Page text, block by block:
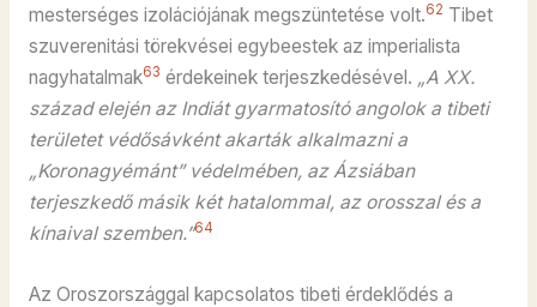
mesterséges izolációjának megszüntetése volt.62 Tibet
szuverenitási törekvései egybeestek az imperialista
nagyhatalmak63 érdekeinek terjeszkedésével. „A XX.
század elején az Indiát gyarmatosító angolok a tibeti
területet védősávként akarták alkalmazni a
„Koronagyémánt” védelmében, az Ázsiában
terjeszkedő másik két hatalommal, az orosszal és a
kínaival szemben.”64
Az Oroszországgal kapcsolatos tibeti érdeklődés a